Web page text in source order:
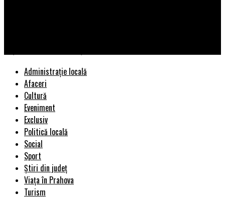
Administrație locală
Afaceri
Cultură
Eveniment
Exclusiv
Politică locală
Social
Sport
Știri din județ
Viața în Prahova
Turism